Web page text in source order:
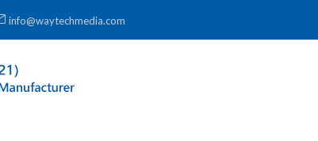
info@waytechmedia.com